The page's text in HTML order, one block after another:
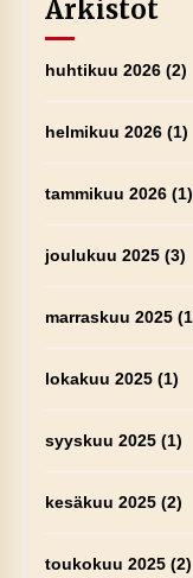
Arkistot
huhtikuu 2026(2)
helmikuu 2026(1)
tammikuu 2026(1)
joulukuu 2025(3)
marraskuu 2025
lokakuu 2025(1)
syyskuu 2025(1)
kesäkuu 2025(2)
toukokuu 2025(2)